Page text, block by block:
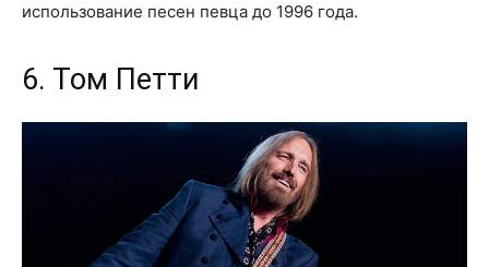
использование песен певца до 1996 года.
6. Том Петти